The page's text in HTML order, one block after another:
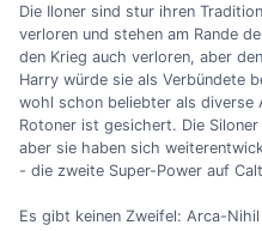
Die Iloner sind stur ihren
verloren und stehen am Rande
den Krieg auch verloren, aber
Harry würde sie als Verbündete
wohl schon beliebter als diverse
Rotoner ist gesichert. Die
aber sie haben sich
- die zweite Super-Power auf
Es gibt keinen Zweifel: Arca-